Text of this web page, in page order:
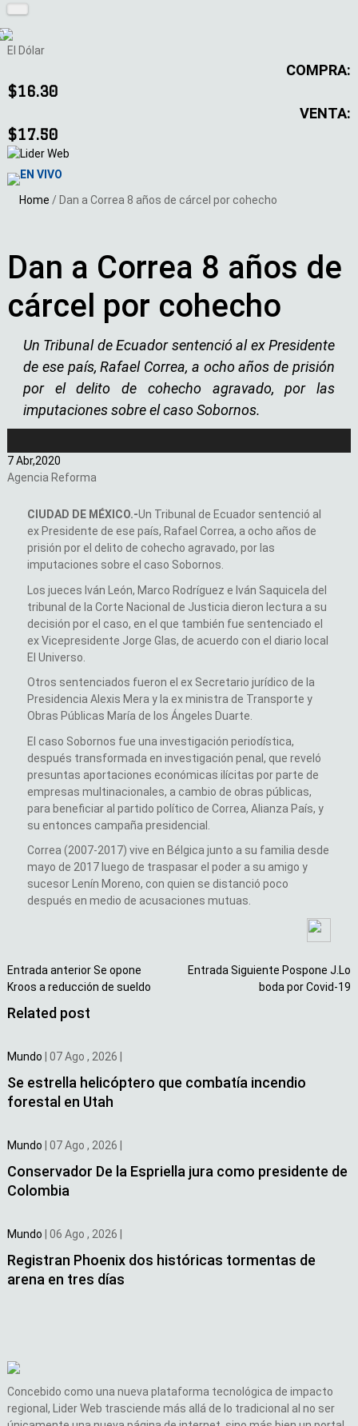
El Dólar
COMPRA:
$16.30
VENTA:
$17.50
EN VIVO
Home / Dan a Correa 8 años de cárcel por cohecho
Dan a Correa 8 años de
cárcel por cohecho
Un Tribunal de Ecuador sentenció al ex Presidente
de ese país, Rafael Correa, a ocho años de prisión
por el delito de cohecho agravado, por las
imputaciones sobre el caso Sobornos.
7 Abr,2020
Agencia Reforma
CIUDAD DE MÉXICO.-Un Tribunal de Ecuador sentenció al
ex Presidente de ese país, Rafael Correa, a ocho años de
prisión por el delito de cohecho agravado, por las
imputaciones sobre el caso Sobornos.
Los jueces Iván León, Marco Rodríguez e Iván Saquicela del
tribunal de la Corte Nacional de Justicia dieron lectura a su
decisión por el caso, en el que también fue sentenciado el
ex Vicepresidente Jorge Glas, de acuerdo con el diario local
El Universo.
Otros sentenciados fueron el ex Secretario jurídico de la
Presidencia Alexis Mera y la ex ministra de Transporte y
Obras Públicas María de los Ángeles Duarte.
El caso Sobornos fue una investigación periodística,
después transformada en investigación penal, que reveló
presuntas aportaciones económicas ilícitas por parte de
empresas multinacionales, a cambio de obras públicas,
para beneficiar al partido político de Correa, Alianza País, y
su entonces campaña presidencial.
Correa (2007-2017) vive en Bélgica junto a su familia desde
mayo de 2017 luego de traspasar el poder a su amigo y
sucesor Lenín Moreno, con quien se distanció poco
después en medio de acusaciones mutuas.
Entrada anteriorSe opone
Kroos a reducción de sueldo
Entrada Siguiente Pospone J.Lo
boda por Covid-19
Related post
Mundo 07 Ago , 2026
Se estrella helicóptero que combatía incendio
forestal en Utah
Mundo 07 Ago , 2026
Conservador De la Espriella jura como presidente de
Colombia
Mundo 06 Ago , 2026
Registran Phoenix dos históricas tormentas de
arena en tres días
Concebido como una nueva plataforma tecnológica de impacto
regional, Lider Web trasciende más allá de lo tradicional al no ser